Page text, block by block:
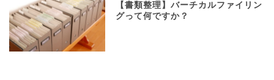
【書類整理】バーチカルファイリン
グって何ですか？